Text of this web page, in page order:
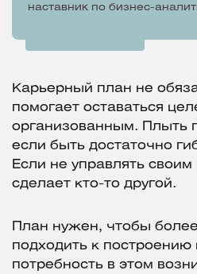
наставник по бизнес-
Карьерный план не
помогает оставаться
организованным. Плыть
если быть достаточно
Если не управлять
сделает кто-то другой.
План нужен, чтобы
подходить к построению
потребность в этом